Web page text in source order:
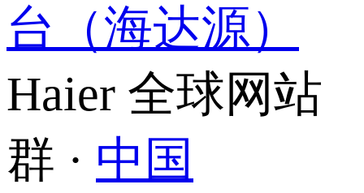
台（海达源）
Haier 全球网站
群 · 中国